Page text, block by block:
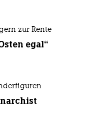
zur Rente
egal“